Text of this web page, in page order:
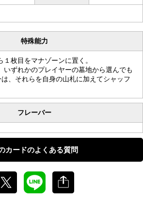
特殊能力
１枚目をマナゾーンに置く。
いずれかのプレイヤーの墓地から選んでも
、それらを自身の山札に加えてシャッフ
フレーバー
カードのよくある質問